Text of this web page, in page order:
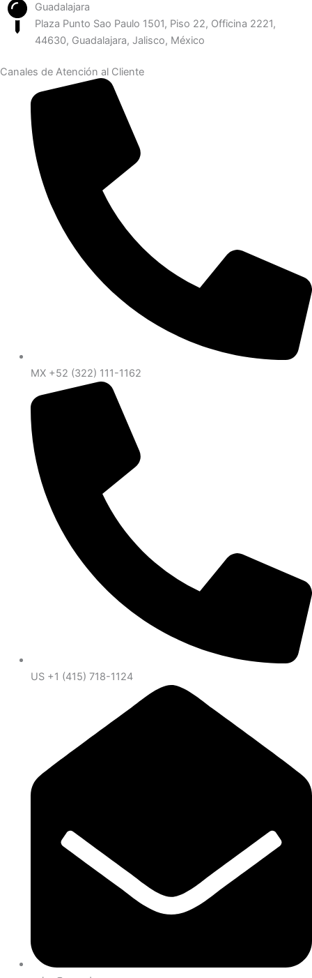
Guadalajara
Plaza Punto Sao Paulo 1501, Piso 22, Officina 2221,
44630, Guadalajara, Jalisco, México
Canales de Atención al Cliente
MX +52 (322) 111-1162
US +1 (415) 718-1124